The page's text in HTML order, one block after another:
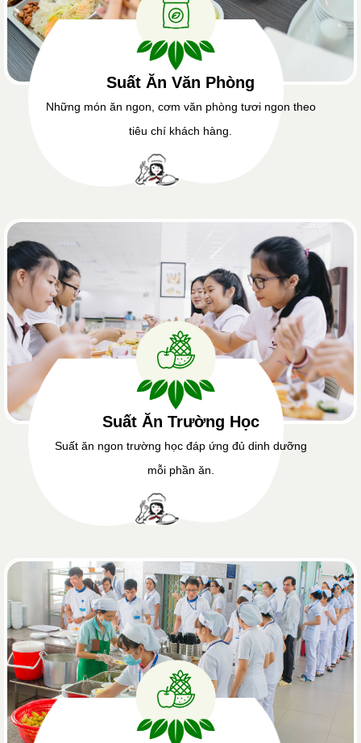
Suất Ăn Văn Phòng
Những món ăn ngon, cơm văn phòng tươi ngon theo
tiêu chí khách hàng.
Suất Ăn Trường Học
Suất ăn ngon trường học đáp ứng đủ dinh dưỡng
mỗi phần ăn.